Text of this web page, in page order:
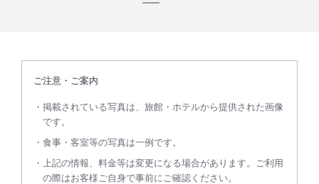
ご注意・ご案内
掲載されている写真は、旅館・ホテルから提供された画像
です。
食事・客室等の写真は一例です。
上記の情報、料金等は変更になる場合があります。ご利用
の際はお客様ご自身で事前にご確認ください。